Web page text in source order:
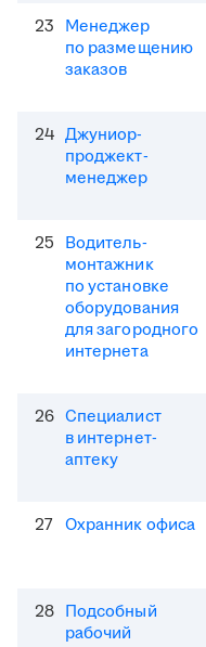
23 Менеджер
по размещению
заказов
24 Джуниор-
проджект-
менеджер
25 Водитель-
монтажник
по установке
оборудования
для загородного
интернета
26 Специалист
в интернет-
аптеку
27 Охранник офиса
28 Подсобный
рабочий